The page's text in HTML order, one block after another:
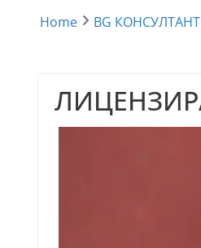
Home BG